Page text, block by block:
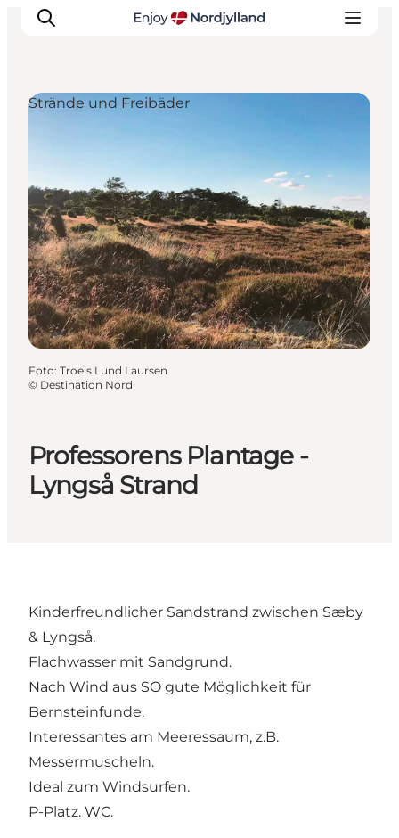
Reiseplanung
Destinationen
Guides
Veranstaltungen
Für Kinder
Professorens Plantage -
Lyngså Strand
Strände und Freibäder
Foto: Troels Lund Laursen
© Destination Nord
Kinderfreundlicher Sandstrand zwischen Sæby
& Lyngså.
Flachwasser mit Sandgrund.
Nach Wind aus SO gute Möglichkeit für
Bernsteinfunde.
Interessantes am Meeressaum, z.B.
Messermuscheln.
Ideal zum Windsurfen.
P-Platz. WC.